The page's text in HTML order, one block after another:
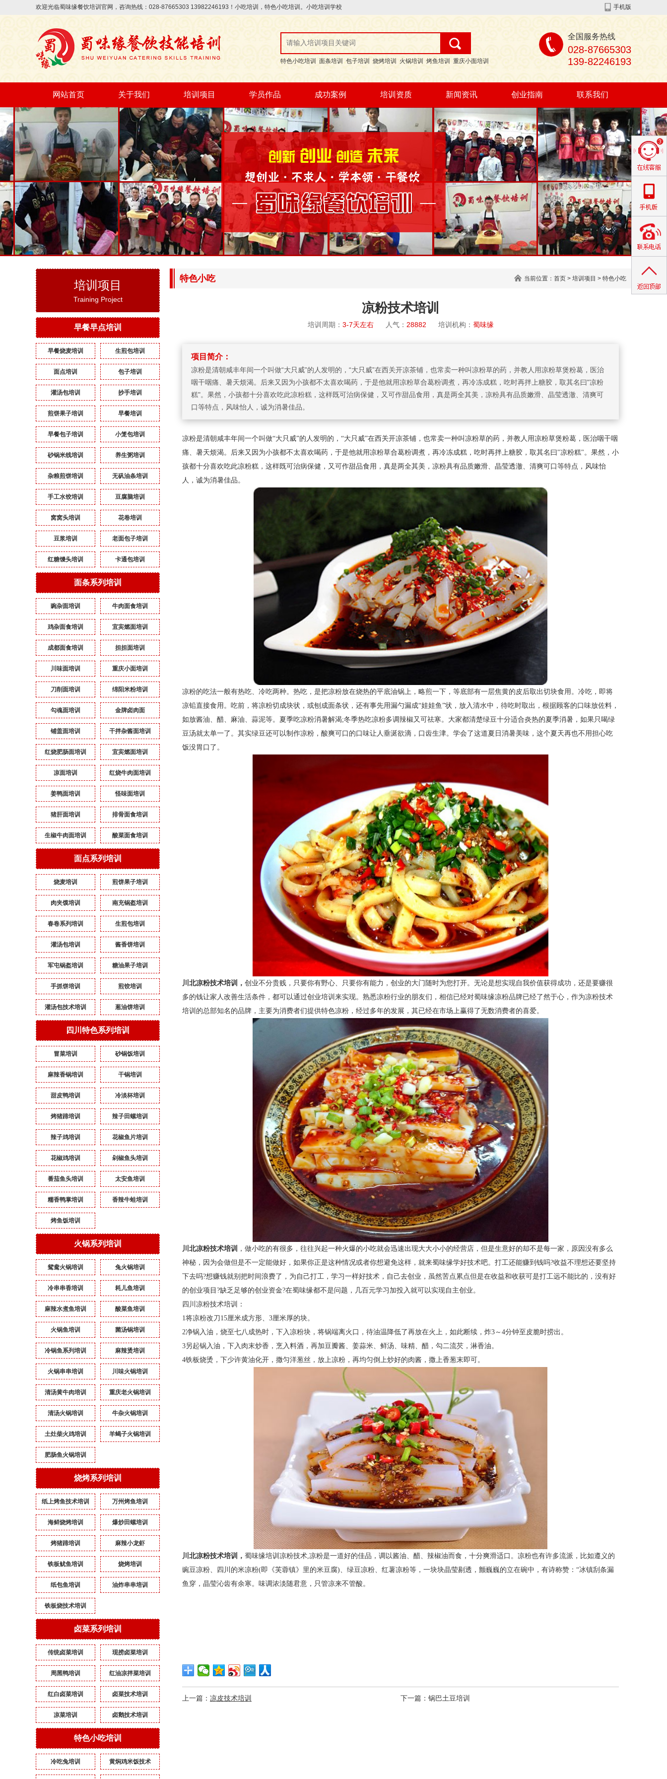
欢迎光临蜀味缘餐饮培训官网，咨询热线：028-87665303 13982246193！小吃培训，特色小吃培训。小吃培训学校 手机版
全国服务热线
028-87665303
139-82246193
特色小吃培训 面条培训 包子培训 烧烤培训 火锅培训 烤鱼培训 重庆小面培训
网站首页 关于我们 培训项目
早餐早点
面条系列
面点系列
四川特色系列
火锅系列
烧烤系列
卤菜系列
冷饮系列
学员作品
优秀作品
每期作品
成功案例 培训资质 新闻资讯
公司动态
行业资讯
创业指南
有问必答
创业指南 联系我们
培训项目
Training Project
早餐早点培训
早餐烧麦培训 生煎包培训
面点培训 包子培训
灌汤包培训 抄手培训
煎饼果子培训 早餐培训
早餐包子培训 小笼包培训
砂锅米线培训 养生粥培训
杂粮煎饼培训 无矾油条培训
手工水饺培训 豆腐脑培训
窝窝头培训 花卷培训
豆浆培训 老面包子培训
红糖馒头培训 卡通包培训
面条系列培训
豌杂面培训 牛肉面食培训
鸡杂面食培训 宜宾燃面培训
成都面食培训 担担面培训
川味面培训 重庆小面培训
刀削面培训 绵阳米粉培训
勾魂面培训 金牌卤肉面
铺盖面培训 干拌杂酱面培训
红烧肥肠面培训 宜宾燃面培训
凉面培训 红烧牛肉面培训
姜鸭面培训 怪味面培训
猪肝面培训 排骨面食培训
生椒牛肉面培训 酸菜面食培训
面点系列培训
烧麦培训 煎饼果子培训
肉夹馍培训 南充锅盔培训
春卷系列培训 生煎包培训
灌汤包培训 酱香饼培训
军屯锅盔培训 糖油果子培训
手抓饼培训 煎饺培训
灌汤包技术培训 葱油饼培训
四川特色系列培训
冒菜培训 砂锅饭培训
麻辣香锅培训 干锅培训
甜皮鸭培训 冷淡杯培训
烤猪蹄培训 辣子田螺培训
辣子鸡培训 花椒鱼片培训
花椒鸡培训 剁椒鱼头培训
番茄鱼头培训 太安鱼培训
糯香鸭掌培训 香辣牛蛙培训
烤鱼饭培训
火锅系列培训
鸳鸯火锅培训 兔火锅培训
冷串串香培训 耗儿鱼培训
麻辣水煮鱼培训 酸菜鱼培训
火锅鱼培训 菌汤锅培训
冷锅鱼系列培训 麻辣烫培训
火锅串串培训 川味火锅培训
清汤黄牛肉培训 重庆老火锅培训
清汤火锅培训 牛杂火锅培训
土灶柴火鸡培训 羊蝎子火锅培训
肥肠鱼火锅培训
烧烤系列培训
纸上烤鱼技术培训 万州烤鱼培训
海鲜烧烤培训 爆炒田螺培训
烤猪蹄培训 麻辣小龙虾
铁板鱿鱼培训 烧烤培训
纸包鱼培训 油炸串串培训
铁板烧技术培训
卤菜系列培训
传统卤菜培训 现捞卤菜培训
周黑鸭培训 红油凉拌菜培训
红白卤菜培训 卤菜技术培训
凉菜培训 卤鹅技术培训
特色小吃培训
冷吃兔培训 黄焖鸡米饭技术
特色小吃 当前位置： 首页 > 培训项目 > 特色小吃
凉粉技术培训
培训周期： 3-7天左右人气： 28882 培训机构： 蜀味缘
项目简介：
凉粉是清朝咸丰年间一个叫做“大只威”的人发明的，“大只威”在西关开凉茶铺，也常卖一种叫凉粉草的药，并教人用凉粉草煲粉葛，医治
咽干咽痛、暑天烦渴。后来又因为小孩都不太喜欢喝药，于是他就用凉粉草合葛粉调煮，再冷冻成糕，吃时再拌上糖胶，取其名曰"凉粉
糕"。果然，小孩都十分喜欢吃此凉粉糕，这样既可治病保健，又可作甜品食用，真是两全其美，凉粉具有品质嫩滑、晶莹透澈、清爽可
口等特点，风味怡人，诚为消暑佳品。
凉粉是清朝咸丰年间一个叫做“大只威”的人发明的，“大只威”在西关开凉茶铺，也常卖一种叫凉粉草的药，并教人用凉粉草煲粉葛，医治咽干咽
痛、暑天烦渴。后来又因为小孩都不太喜欢喝药，于是他就用凉粉草合葛粉调煮，再冷冻成糕，吃时再拌上糖胶，取其名曰 "凉粉糕"。果然，小
孩都十分喜欢吃此凉粉糕，这样既可治病保健，又可作甜品食用，真是两全其美，凉粉具有品质嫩滑、晶莹透澈、清爽可口等特点，风味怡
人，诚为消暑佳品。
凉粉的吃法一般有热吃、冷吃两种。热吃，是把凉粉放在烧热的平底油锅上，略煎一下，等底部有一层焦黄的皮后取出切块食用。冷吃，即将
凉铅直接食用。吃前，将凉粉切成块状，或刨成面条状，还有事先用漏勺漏成“娃娃鱼”状，放入清水中，待吃时取出，根据顾客的口味放佐料，
如放酱油、醋、麻油、蒜泥等。夏季吃凉粉消暑解渴;冬季热吃凉粉多调辣椒又可祛寒。 大家都清楚绿豆十分适合炎热的夏季消暑，如果只喝绿
豆汤就太单一了。其实绿豆还可以制作凉粉，酸爽可口的口味让人垂涎欲滴，口齿生津。学会了这道夏日消暑美味，这个夏天再也不用担心吃
饭没胃口了。
川北凉粉技术培训， 创业不分贵贱，只要你有野心、只要你有能力，创业的大门随时为您打开。无论是想实现自我价值获得成功，还是要赚很
多的钱让家人改善生活条件，都可以通过创业培训 来实现。熟悉凉粉行业的朋友们，相信已经对蜀味缘凉粉品牌已经了然于心，作为凉粉技术
培训的总部知名的品牌，主要为消费者们提供特色凉粉，经过多年的发展，其已经在市场上赢得了无数消费者的喜爱。
川北凉粉技术培训 ， 做小吃的有很多，往往兴起一种火爆的小吃就会迅速出现大大小小的经营店，但是生意好的却不是每一家，原因没有多么
神秘，因为会做但是不一定能做好，如果你正是这种情况或者你想避免这样，就来蜀味缘学好技术吧。打工还能赚到钱吗?收益不理想还要坚持
下去吗?想赚钱就别把时间浪费了，为自己打工，学习一样好技术，自己去创业，虽然苦点累点但是在收益和收获可是打工远不能比的，没有好
的创业项目 ?缺乏足够的创业资金?在蜀味缘都不是问题， 几百元学习加投入就可以实现自主创业。
四川凉粉技术培训：
1将凉粉改刀 15厘米成方形、 3厘米厚的块。
2净锅入油，烧至七八成热时，下入凉粉块，将锅端离火口，待油温降低了再放在火上，如此断续，炸3 ～ 4分钟至皮脆时捞出。
3另起锅入油，下入肉末炒香，烹入料酒，再加豆瓣酱、姜蒜米、鲜汤、味精、醋，勾二流芡，淋香油。
4铁板烧烫，下少许黄油化开，撒匀洋葱丝，放上凉粉，再均匀倒上炒好的肉酱，撒上香葱末即可。
川北凉粉技术培训， 蜀味缘培训凉粉技术,凉粉是一道好的佳品，调以酱油、醋、辣椒油而食，十分爽滑适口。凉粉也有许多流派，比如遵义的
豌豆凉粉、四川的米凉粉(即《芙蓉镇》里的米豆腐)、绿豆凉粉、红薯凉粉等，一块块晶莹剔透，颤巍巍的立在碗中，有诗称赞：“冰镇刮条漏
鱼穿，晶莹沁齿有余寒。味调浓淡随君意，只管凉来不管酸。
上一篇： 凉皮技术培训 下一篇： 锅巴土豆培训